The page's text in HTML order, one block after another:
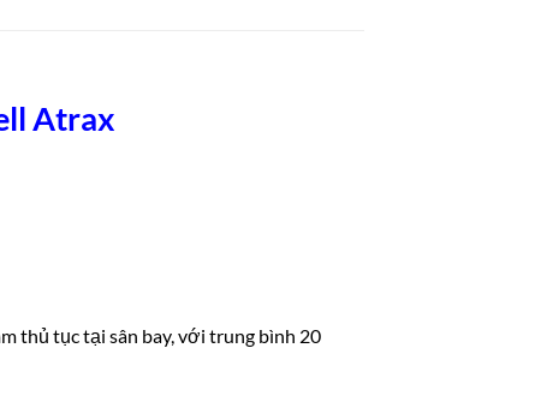
Atrax
thủ tục tại sân bay, với trung bình 20